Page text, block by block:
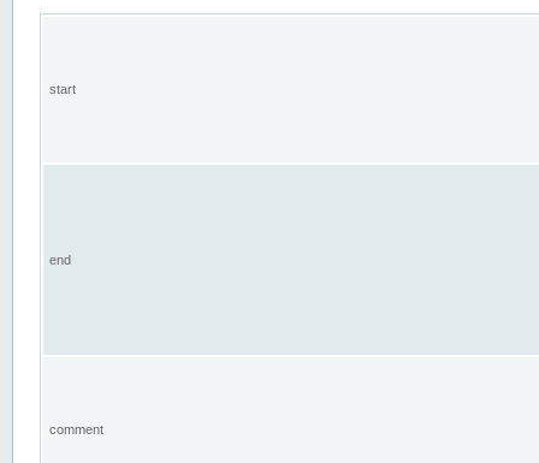
start
end
comment